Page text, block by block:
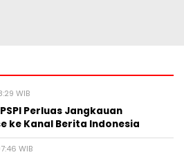
WIB
Perluas Jangkauan
ke Kanal Berita Indonesia
WIB